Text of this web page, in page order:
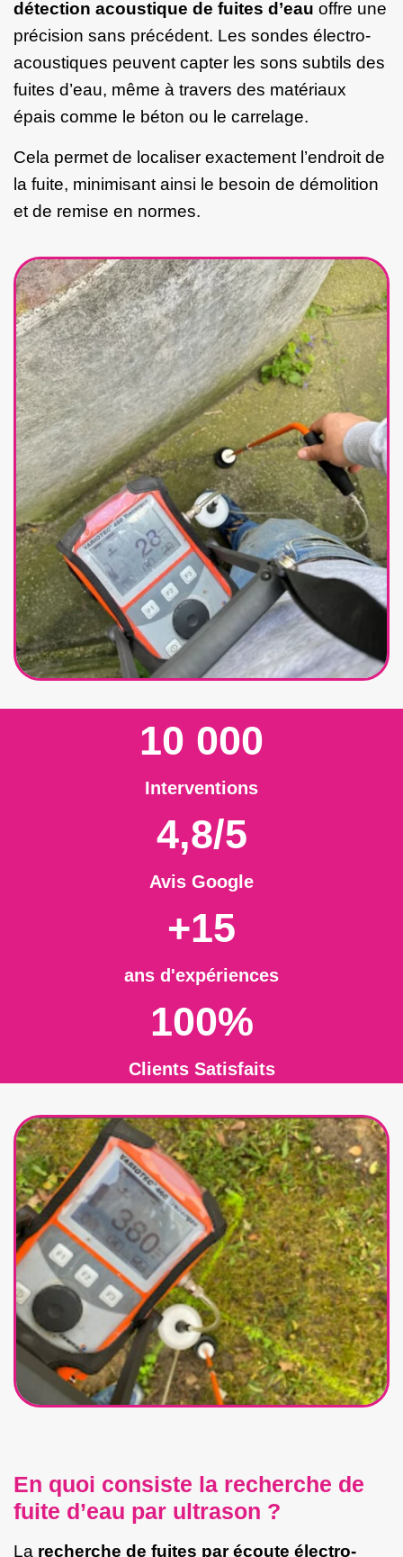
détection acoustique de fuites d’eau offre une
précision sans précédent. Les sondes électro-
acoustiques peuvent capter les sons subtils des
fuites d’eau, même à travers des matériaux
épais comme le béton ou le carrelage.
Cela permet de localiser exactement l’endroit de
la fuite, minimisant ainsi le besoin de démolition
et de remise en normes.
10 000
Interventions
4,8/5
Avis Google
+15
ans d'expériences
100%
Clients Satisfaits
En quoi consiste la recherche de
fuite d’eau par ultrason ?
La recherche de fuites par écoute électro-